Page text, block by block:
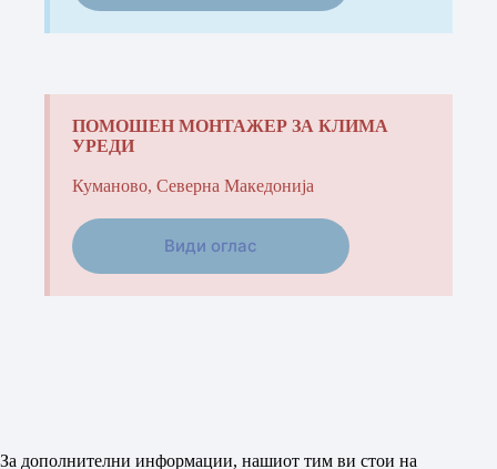
ПОМОШЕН МОНТАЖЕР ЗА КЛИМА
УРЕДИ
Куманово, Северна Македонија
Види оглас
За дополнителни информации, нашиот тим ви стои на